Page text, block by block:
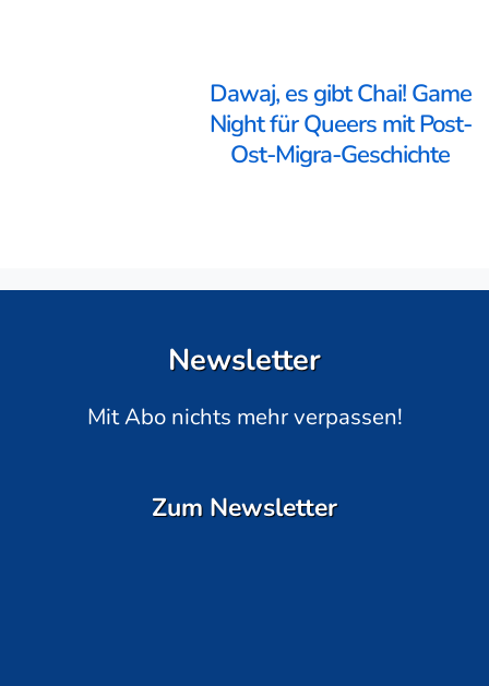
Dawaj, es gibt Chai! Game
Night für Queers mit Post-
Ost-Migra-Geschichte
Newsletter
Mit Abo nichts mehr verpassen!
Zum Newsletter